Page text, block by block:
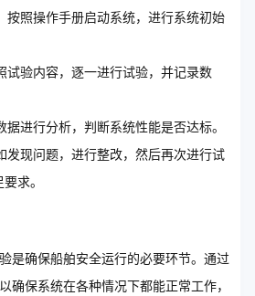
按照操作手册启动系统，进行系统初始
试验内容，逐一进行试验，并记录数
进行分析，判断系统性能是否达标。
发现问题，进行整改，然后再次进行试
求。
是确保船舶安全运行的必要环节。通过
确保系统在各种情况下都能正常工作，